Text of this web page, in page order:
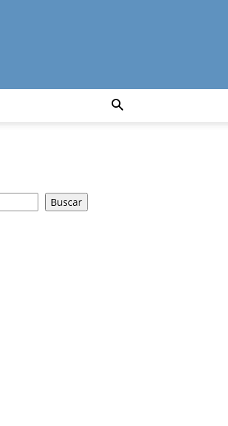
Buscar